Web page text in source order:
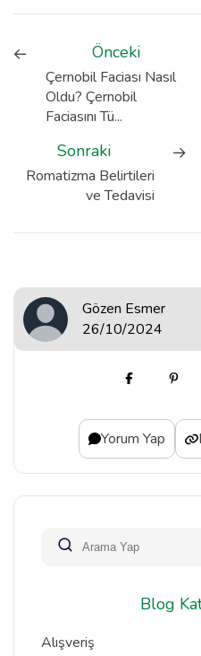
Önceki
Çernobil Faciası Nasıl
Oldu? Çernobil
Faciasını Tü...
Sonraki
Romatizma Belirtileri
ve Tedavisi
Gözen Esmer
26/10/2024
Yorum Yap
Blog
Alışveriş